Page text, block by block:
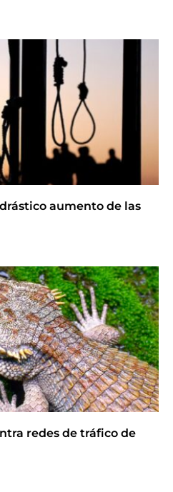
aumento de las
redes de tráfico de